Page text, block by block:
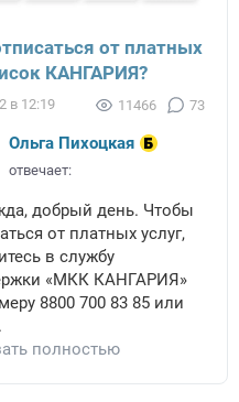
от платных
КАНГАРИЯ?
в 12:19 11466 73
Ольга Пихоцкая
отвечает:
добрый день. Чтобы
от платных услуг,
в службу
«МКК КАНГАРИЯ»
8800 700 83 85 или
полностью